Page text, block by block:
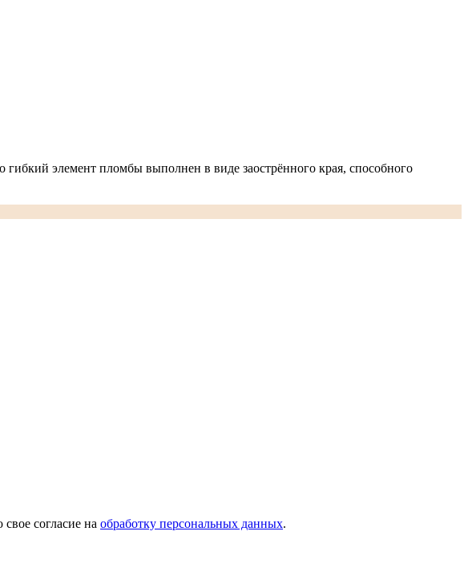
элемент пломбы выполнен в виде заострённого края, способного
согласие на обработку персональных данных.